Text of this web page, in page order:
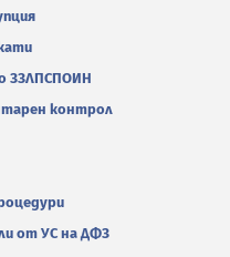
ЗЗЛПСПОИН
контрол
от УС на ДФЗ